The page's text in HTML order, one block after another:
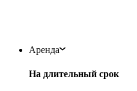
Аренда
На длительный срок